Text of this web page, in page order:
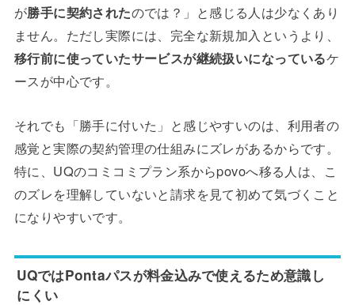
が勝手に契約されたのでは？」と感じる人は少なくあり
ません。ただし実際には、完全な新規加入というより、
移行前に使っていたサービスが継続扱いになっているケ
ースが中心です。
それでも「勝手に付いた」と感じやすいのは、利用者の
感覚と実際の契約管理の仕組みにズレがあるからです。
特に、UQのコミコミプラン系からpovoへ移る人は、こ
のズレを理解していないと請求を見て初めて気づくこと
になりやすいです。
UQではPontaパスが料金込みで使えるため意識し
にくい